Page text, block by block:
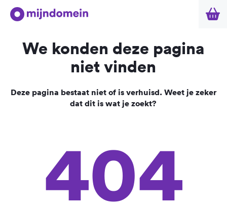
We konden deze pagina
niet vinden
Deze pagina bestaat niet of is verhuisd. Weet je zeker
dat dit is wat je zoekt?
404